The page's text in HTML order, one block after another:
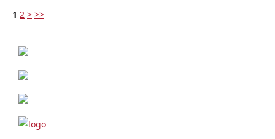
1 2 > >>